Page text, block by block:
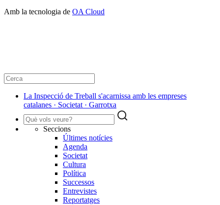
Amb la tecnologia de OA Cloud
La Inspecció de Treball s'acarnissa amb les empreses
catalanes · Societat · Garrotxa
Seccions
Últimes notícies
Agenda
Societat
Cultura
Política
Successos
Entrevistes
Reportatges